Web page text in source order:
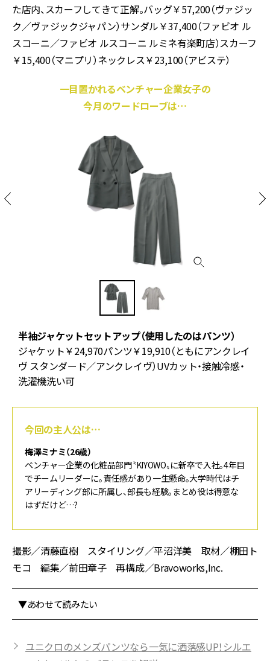
た店内、スカーフしてきて正解。バッグ￥57,200（ヴァジッ
ク／ヴァジックジャパン）サンダル￥37,400（ファビオ ル
スコーニ／ファビオ ルスコーニ ルミネ有楽町店）スカーフ
￥15,400（マニプリ）ネックレス￥23,100（アビステ）
一目置かれるベンチャー企業女子の
今月のワードローブは…
半袖ジャケットセットアップ（使用したのはパンツ）
ジャケット￥24,970パンツ￥19,910（ともにアンクレイ
ヴ スタンダード／アンクレイヴ）UVカット・接触冷感・
洗濯機洗い可
今回の主人公は…
梅澤ミナミ（26歳）
ベンチャー企業の化粧品部門〝KIYOWO〟に新卒で入社。4年目
でチームリーダーに。責任感があり一生懸命。大学時代はチ
アリーディング部に所属し、部長も経験。まとめ役は得意な
はずだけど…?
撮影／清藤直樹 スタイリング／平沼洋美 取材／棚田ト
モコ 編集／前田章子 再構成／Bravoworks,Inc.
▼あわせて読みたい
ユニクロのメンズパンツなら一気に洒落感UP！シルエ